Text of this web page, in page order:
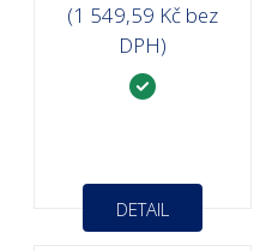
(1 549,59 Kč bez
DPH)
DETAIL